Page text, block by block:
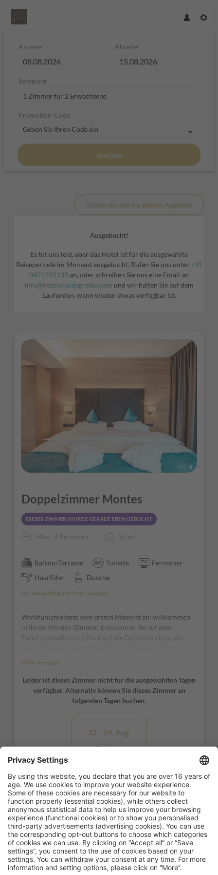
Anreise Abreise
Belegung
1 Zimmer für 2 Erwachsene
Promotion-Code
Geben Sie Ihren Code ein
Suchen
Hotel Plan de Gralba - das
Klicken Sie hier für weitere Angebote
Ausgebucht!
Es tut uns leid, aber das Hotel ist für die ausgewählte
Reiseperiode im Moment ausgebucht. Rufen Sie uns unter +39
0471795135 an, oder schreiben Sie uns eine Email an
info@hotelplandegralba.com und wir halten Sie auf dem
Laufenden, wann wieder etwas verfügbar ist.
4
Doppelzimmer Montes
DIESES ZIMMER WURDE GERADE EBEN GEBUCHT
Max.: 4 Personen 35 m 2
Balkon/Terrasse Toilette
Fernseher
Haarföhn
Dusche
Alle Ausstattungsmerkmale anzeigen
Wohlfühlambiente vom ersten Moment an: willkommen
in Ihrem Montes-Zimmer. Entspannen Sie auf dem
Panoramabalkon mit Blick auf die Dolomiten bzw. die
modern-geräumiges Bad mit Dusche erwarten Sie!
*Möbel und Fensterpositionen können von Raum zu Raum
variieren
Mehr anzeigen
Leider ist dieses Zimmer nicht für die ausgewählten Tagen
verfügbar. Alternativ können Sie dieses Zimmer an
folgenden Tagen buchen.
22. - 29. Aug.
7 Nächte
21. - 28. Aug.
7 Nächte
ab 2.558,00 €
7. - 8. Aug.
1 Nacht
ab 400,00 €